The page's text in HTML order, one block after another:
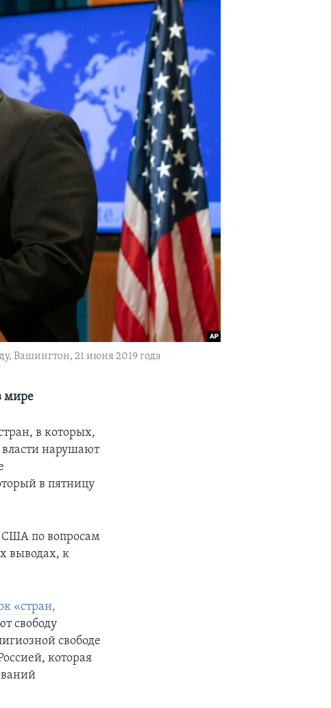
Вашингтон, 21 июня 2019 года
мире
в которых,
нарушают
в пятницу
США по вопросам
выводах, к
«стран,
свободу
свободе
которая